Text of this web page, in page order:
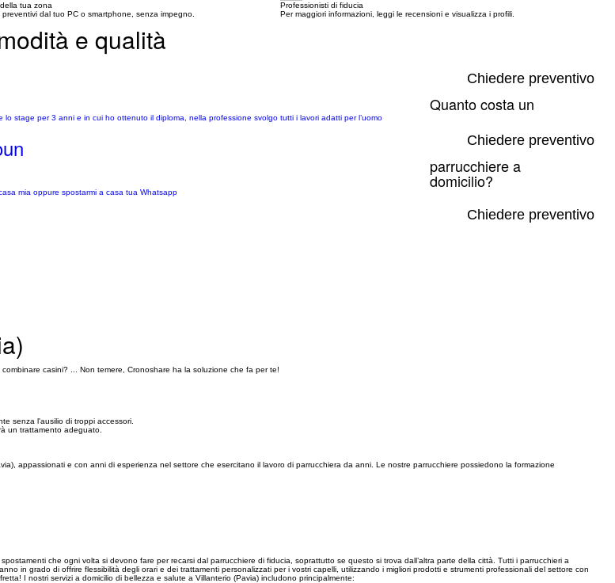
tua zona
dal tuo PC o smartphone, senza impegno.
Professionisti di fiducia
Per maggiori informazioni, leggi le recensioni e visualizza i profili.
e qualità
stage per 3 anni e in cui ho ottenuto il diploma, nella professione svolgo tutti i lavori adatti per l’uomo
Chiedere preventivo
mia oppure spostarmi a casa tua Whatsapp
Chiedere preventivo
Chiedere preventivo
Quanto costa un
parrucchiere a
domicilio?
casini? ... Non temere, Cronoshare ha la soluzione che fa per te!
senza l'ausilio di troppi accessori.
un trattamento adeguato.
appassionati e con anni di esperienza nel settore che esercitano il lavoro di parrucchiera da anni. Le nostre parrucchiere possiedono la formazione
che ogni volta si devono fare per recarsi dal parrucchiere di fiducia, soprattutto se questo si trova dall’altra parte della città. Tutti i parrucchieri a
in grado di offrire flessibilità degli orari e dei trattamenti personalizzati per i vostri capelli, utilizzando i migliori prodotti e strumenti professionali del settore con
I nostri servizi a domicilio di bellezza e salute a Villanterio (Pavia) includono principalmente: